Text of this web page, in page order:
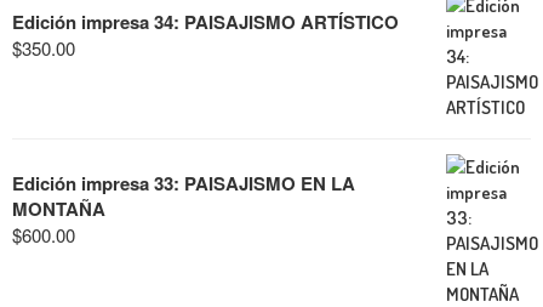
Edición impresa 34: PAISAJISMO ARTÍSTICO
$350.00
Edición impresa 33: PAISAJISMO EN LA
MONTAÑA
$600.00